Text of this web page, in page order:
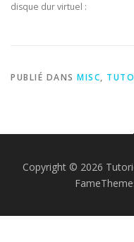
disque dur virtuel :
PUBLIÉ DANS MISC,
Copyright © 2026